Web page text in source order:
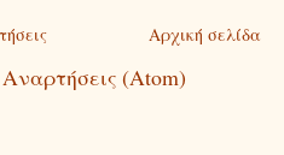
Αρχική σελίδα
Αναρτήσεις (Atom)